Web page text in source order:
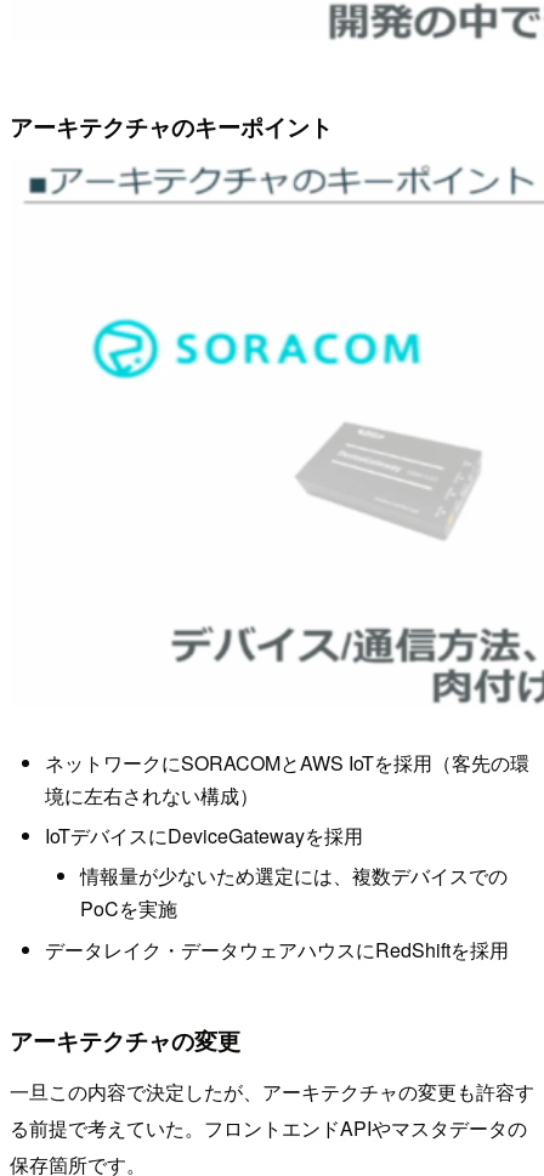
アーキテクチャのキーポイント
ネットワークにSORACOMとAWS IoTを採用（客先の環
境に左右されない構成）
IoTデバイスにDeviceGatewayを採用
情報量が少ないため選定には、複数デバイスでの
PoCを実施
データレイク・データウェアハウスにRedShiftを採用
アーキテクチャの変更
一旦この内容で決定したが、アーキテクチャの変更も許容す
る前提で考えていた。フロントエンドAPIやマスタデータの
保存箇所です。